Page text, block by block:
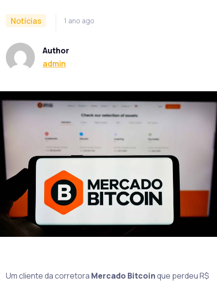
Notícias 1 ano ago
Author
admin
Um cliente da corretora Mercado Bitcoinque perdeu R$